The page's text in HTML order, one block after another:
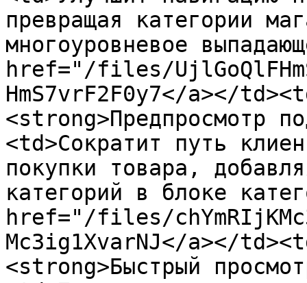
превращая категории
многоуровневое
href="/files/
HmS7vrF2F0y7</a></
<strong>Предпросмотр
<td>Сократит путь
покупки товара,
категорий в блоке
href="/files/
Mc3ig1XvarNJ</a></
<strong>Быстрый